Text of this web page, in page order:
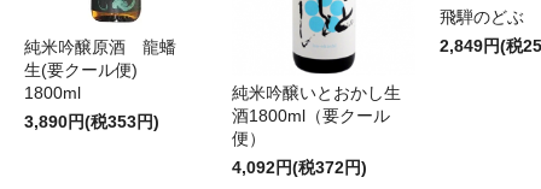
純米吟醸原酒 龍蟠
生(要クール便)
1800ml
3,890円(税353円)
純米吟醸いとおかし生
酒1800ml（要クール
便）
4,092円(税372円)
飛騨のどぶ
2,849円(税